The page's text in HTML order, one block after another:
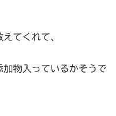
てくれて、
物入っているかそうで